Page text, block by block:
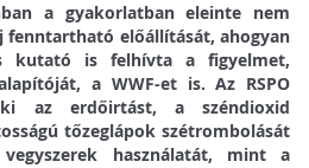
a gyakorlatban eleinte nem
előállítását, ahogyan
kutató is felhívta a figyelmet,
a WWF-et is. Az RSPO
az erdőirtást, a széndioxid
tőzeglápok szétrombolását
használatát, mint a